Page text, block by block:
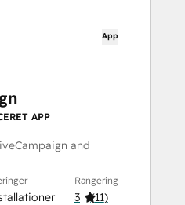
App
APP
and
Rangering
3 (11)